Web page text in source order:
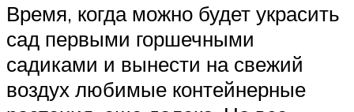
Время, когда можно будет украсить
сад первыми горшечными
садиками и вынести на свежий
воздух любимые контейнерные